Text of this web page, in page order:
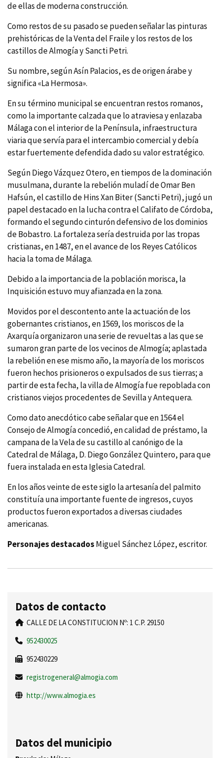
de ellas de moderna construcción.
Como restos de su pasado se pueden señalar las pinturas
prehistóricas de la Venta del Fraile y los restos de los
castillos de Almogí­a y Sancti Petri.
Su nombre, según Así­n Palacios, es de origen árabe y
significa «La Hermosa».
En su término municipal se encuentran restos romanos,
como la importante calzada que lo atraviesa y enlazaba
Málaga con el interior de la Pení­nsula, infraestructura
viaria que serví­a para el intercambio comercial y debí­a
estar fuertemente defendida dado su valor estratégico.
Según Diego Vázquez Otero, en tiempos de la dominación
musulmana, durante la rebelión muladí­ de Omar Ben
Hafsún, el castillo de Hins Xan Biter (Sancti Petri), jugó un
papel destacado en la lucha contra el Califato de Córdoba,
formando el segundo cinturón defensivo de los dominios
de Bobastro. La fortaleza serí­a destruida por las tropas
cristianas, en 1487, en el avance de los Reyes Católicos
hacia la toma de Málaga.
Debido a la importancia de la población morisca, la
Inquisición estuvo muy afianzada en la zona.
Movidos por el descontento ante la actuación de los
gobernantes cristianos, en 1569, los moriscos de la
Axarquí­a organizaron una serie de revueltas a las que se
sumaron gran parte de los vecinos de Almogí­a; aplastada
la rebelión en ese mismo año, la mayorí­a de los moriscos
fueron hechos prisioneros o expulsados de sus tierras; a
partir de esta fecha, la villa de Almogí­a fue repoblada con
cristianos viejos procedentes de Sevilla y Antequera.
Como dato anecdótico cabe señalar que en 1564 el
Consejo de Almogí­a concedió, en calidad de préstamo, la
campana de la Vela de su castillo al canónigo de la
Catedral de Málaga, D. Diego González Quintero, para que
fuera instalada en esta Iglesia Catedral.
En los años veinte de este siglo la artesaní­a del palmito
constituí­a una importante fuente de ingresos, cuyos
productos fueron exportados a diversas ciudades
americanas.
Personajes destacadosMiguel Sánchez López, escritor.
Datos de contacto
CALLE DE LA CONSTITUCION Nº: 1 C.P. 29150
952430025
952430229
registrogeneral@almogia.com
http://www.almogia.es
Datos del municipio